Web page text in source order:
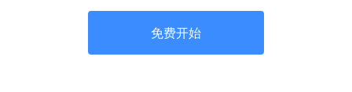
免费开始